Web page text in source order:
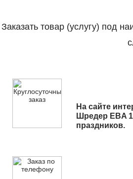
Заказать товар (услугу) под
На сайте
Шредер EBA
праздников.